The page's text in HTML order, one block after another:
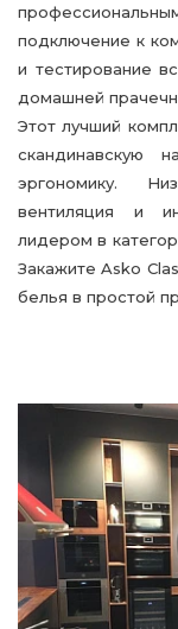
подключение к
и тестирование
домашней
Этот лучший
скандинавскую
эргономику.
вентиляция и
лидером в
Закажите Asko
белья в простой